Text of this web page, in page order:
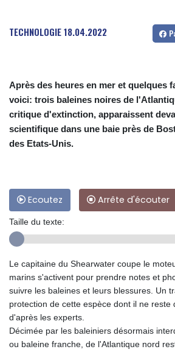
TECHNOLOGIE18.04.2022
Après des heures en mer et quelques
voici: trois baleines noires de
critique d'extinction, apparaissent
scientifique dans une baie près de
des Etats-Unis.
Ecoutez Arrête d'écouter
Taille du texte:
Le capitaine du Shearwater coupe le
marins s'activent pour prendre notes et
suivre les baleines et leurs blessures. Un
protection de cette espèce dont il ne reste
d'après les experts.
Décimée par les baleiniers désormais
ou baleine franche, de l'Atlantique nord